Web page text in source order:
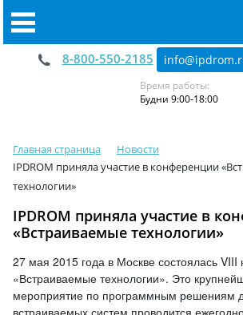
8-800-550-2185 info@ipdrom.
Время работы:
Будни 9:00-18:00
Главная страница
Новости
IPDROM приняла участие в конференции
технологии»
IPDROM приняла участие в
«Встраиваемые технологии»
27 мая 2015 года в Москве состоялась
«Встраиваемые технологии». Это
мероприятие по программным решениям
встраиваемых систем проводится